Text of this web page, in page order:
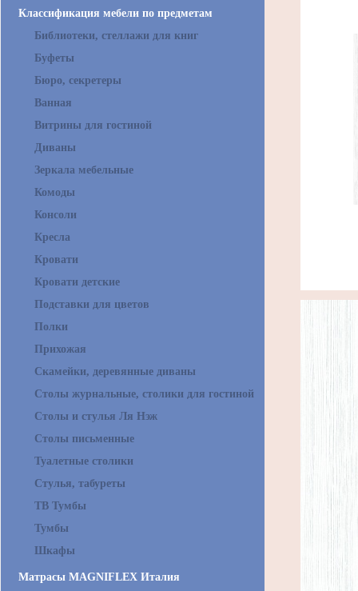
Классификация мебели по предметам
Библиотеки, стеллажи для книг
Буфеты
Бюро, секретеры
Ванная
Витрины для гостиной
Диваны
Зеркала мебельные
Комоды
Консоли
Кресла
Кровати
Кровати детские
Подставки для цветов
Полки
Прихожая
Скамейки, деревянные диваны
Столы журнальные, столики для гостиной
Столы и стулья Ля Нэж
Столы письменные
Туалетные столики
Стулья, табуреты
ТВ Тумбы
Тумбы
Шкафы
Матрасы MAGNIFLEX Италия